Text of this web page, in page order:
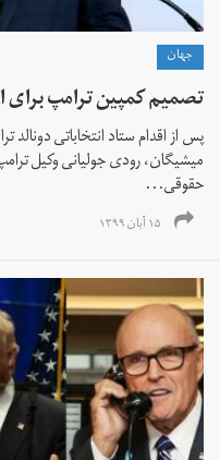
جهان
تصمیم کمپین ترامپ برای
پس از اقدام ستاد انتخاباتی
میشیگان، رودی جولیانی وکیل
حقوقی...
۱۵ آبان ۱۳۹۹